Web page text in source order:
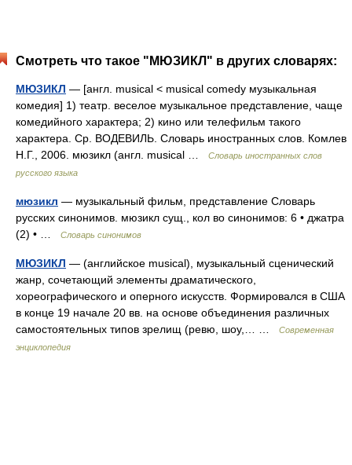
Смотреть что такое "МЮЗИКЛ" в других словарях:
МЮЗИКЛ — [англ. musical < musical comedy музыкальная
комедия] 1) театр. веселое музыкальное представление, чаще
комедийного характера; 2) кино или телефильм такого
характера. Ср. ВОДЕВИЛЬ. Словарь иностранных слов. Комлев
Н.Г., 2006. мюзикл (англ. musical …
Словарь иностранных слов
русского языка
мюзикл — музыкальный фильм, представление Словарь
русских синонимов. мюзикл сущ., кол во синонимов: 6 • джатра
(2) • …
Словарь синонимов
МЮЗИКЛ — (английское musical), музыкальный сценический
жанр, сочетающий элементы драматического,
хореографического и оперного искусств. Формировался в США
в конце 19 начале 20 вв. на основе объединения различных
самостоятельных типов зрелищ (ревю, шоу,… …
Современная
энциклопедия